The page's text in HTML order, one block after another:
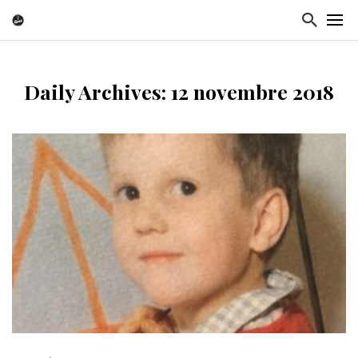
Daily Archives: 12 novembre 2018